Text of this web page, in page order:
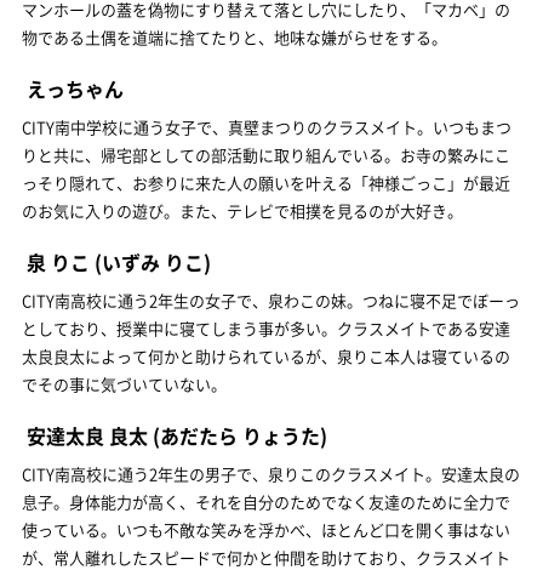
マンホールの蓋を偽物にすり替えて落とし穴にしたり、「マカベ」の
物である土偶を道端に捨てたりと、地味な嫌がらせをする。
えっちゃん
CITY南中学校に通う女子で、真壁まつりのクラスメイト。いつもまつ
りと共に、帰宅部としての部活動に取り組んでいる。お寺の繁みにこ
っそり隠れて、お参りに来た人の願いを叶える「神様ごっこ」が最近
のお気に入りの遊び。また、テレビで相撲を見るのが大好き。
泉 りこ (いずみ りこ)
CITY南高校に通う2年生の女子で、泉わこの妹。つねに寝不足でぼーっ
としており、授業中に寝てしまう事が多い。クラスメイトである安達
太良良太によって何かと助けられているが、泉りこ本人は寝ているの
でその事に気づいていない。
安達太良 良太 (あだたら りょうた)
CITY南高校に通う2年生の男子で、泉りこのクラスメイト。安達太良の
息子。身体能力が高く、それを自分のためでなく友達のために全力で
使っている。いつも不敵な笑みを浮かべ、ほとんど口を開く事はない
が、常人離れしたスピードで何かと仲間を助けており、クラスメイト